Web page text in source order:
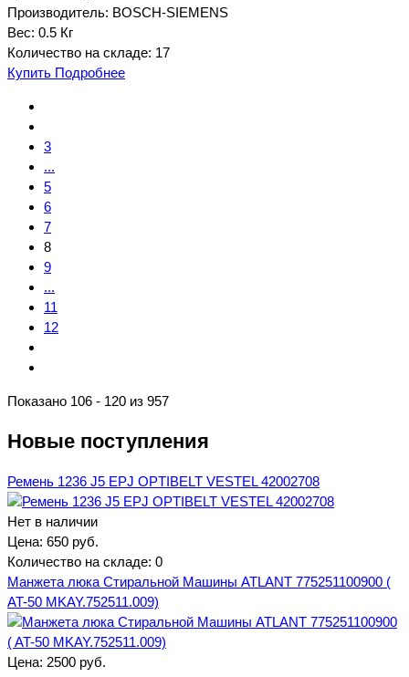
Производитель: BOSCH-SIEMENS
Вес: 0.5 Кг
Количество на складе: 17
Купить Подробнее
3
...
5
6
7
8
9
...
11
12
Показано 106 - 120 из 957
Новые поступления
Ремень 1236 J5 EPJ OPTIBELT VESTEL 42002708
Нет в наличии
Цена: 650 руб.
Количество на складе: 0
Манжета люка Стиральной Машины ATLANT 775251100900 (
AT-50 MKAY.752511.009)
Цена: 2500 руб.